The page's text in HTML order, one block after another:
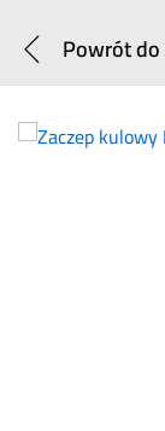
Powrót do